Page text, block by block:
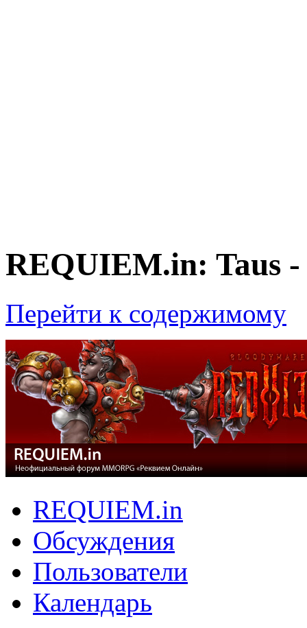
REQUIEM.in: Taus
Перейти к содержимому
REQUIEM.in
Обсуждения
Пользователи
Календарь